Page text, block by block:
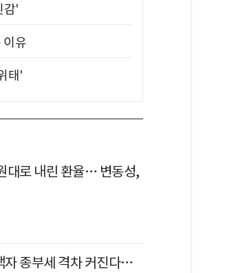
감'
이유
태'
대로 내린 환율… 변동성,
자 종부세 격차 커진다…